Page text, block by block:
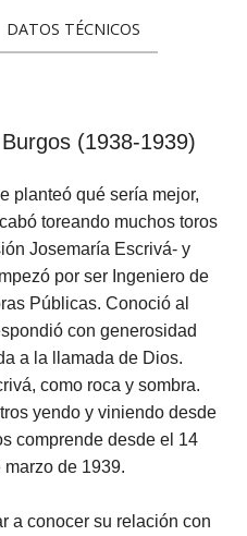
DATOS TÉCNICOS
(1938-1939)
planteó qué sería mejor,
toreando muchos toros
Josemaría Escrivá- y
por ser Ingeniero de
Públicas. Conoció al
con generosidad
a la llamada de Dios.
como roca y sombra.
yendo y viniendo desde
comprende desde el 14
de 1939.
a conocer su relación con